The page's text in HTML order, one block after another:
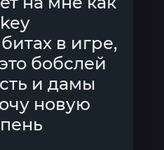
в игре,
бобслей
и дамы
новую